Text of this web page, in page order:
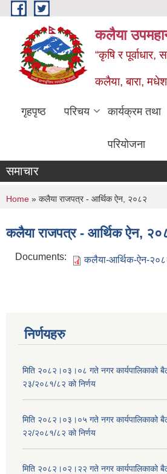
Skip to main content
कलैया
“कृषि र
कलैया, बारा,
गृहपृष्ठ परिचय कार्यक्रम तथा
परियोजना
समाचार
You are here
Home » कलैया राजपत्र - आर्थिक ऐन, २०८२
कलैया राजपत्र - आर्थिक ऐन,
Documents: कलैया-आर्थिक-ऐन-
निर्णयहरु
मिति २०८२।०३।०८ गते नगर कार्यपालिकाको
२३/२०८१/८२ को निर्णय
मिति २०८२।०३।०५ गते नगर कार्यपालिकाको
२२/२०८१/८२ को निर्णय
मिति २०८२।०२।२२ गते नगर कार्यपालिकाको